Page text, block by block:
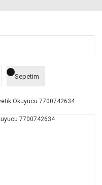
Sepetim
Okuyucu 7700742634